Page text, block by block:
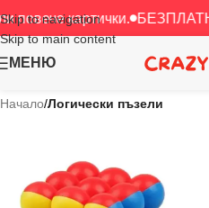
Skip to navigation
Skip to main content
БЕЗПЛАТНА
МЕНЮ
Начало/Логически пъзели